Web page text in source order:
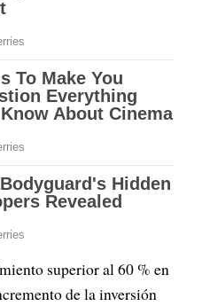
superior al 60 % en
de la inversión